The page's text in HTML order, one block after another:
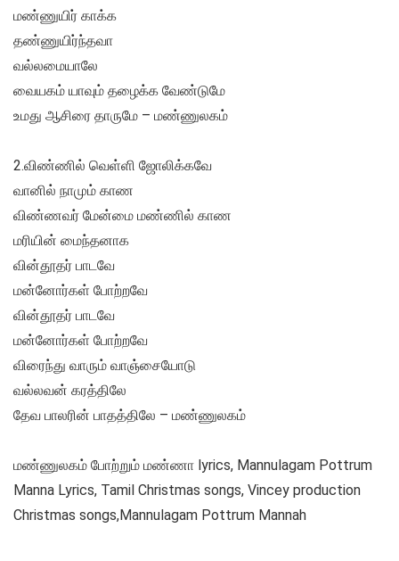
மண்ணுயிர் காக்க
தண்ணுயிர்ந்தவா
வல்லமையாலே
வையகம் யாவும் தழைக்க வேண்டுமே
உமது ஆசிரை தாருமே – மண்ணுலகம்
2.விண்ணில் வெள்ளி ஜோலிக்கவே
வானில் நாமும் காண
விண்ணவர் மேன்மை மண்ணில் காண
மரியின் மைந்தனாக
வின்தூதர் பாடவே
மன்னோர்கள் போற்றவே
வின்தூதர் பாடவே
மன்னோர்கள் போற்றவே
விரைந்து வாரும் வாஞ்சையோடு
வல்லவன் கரத்திலே
தேவ பாலரின் பாதத்திலே – மண்ணுலகம்
மண்ணுலகம் போற்றும் மண்ணா lyrics, Mannulagam Pottrum
Manna Lyrics, Tamil Christmas songs, Vincey production
Christmas songs,Mannulagam Pottrum Mannah